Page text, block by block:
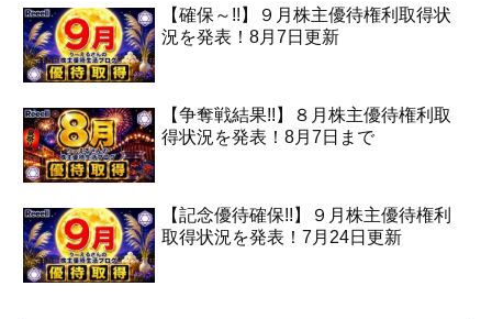
【確保～!!】９月株主優待権利取得状
況を発表！8月7日更新
【争奪戦結果!!】８月株主優待権利取
得状況を発表！8月7日まで
【記念優待確保!!】９月株主優待権利
取得状況を発表！7月24日更新